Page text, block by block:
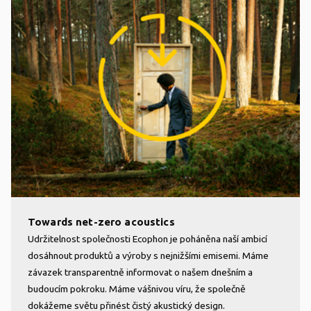
Towards net-zero acoustics
Udržitelnost společnosti Ecophon je poháněna naší ambicí
dosáhnout produktů a výroby s nejnižšími emisemi. Máme
závazek transparentně informovat o našem dnešním a
budoucím pokroku. Máme vášnivou víru, že společně
dokážeme světu přinést čistý akustický design.